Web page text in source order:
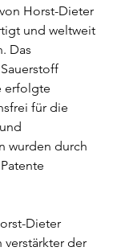
Horst-Dieter
und weltweit
Das
erfolgte
für die
wurden durch
Dieter
der